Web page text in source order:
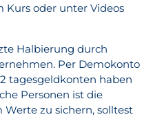
oder unter Videos
Halbierung durch
Per Demokonto
tagesgeldkonten haben
Personen ist die
zu sichern, solltest